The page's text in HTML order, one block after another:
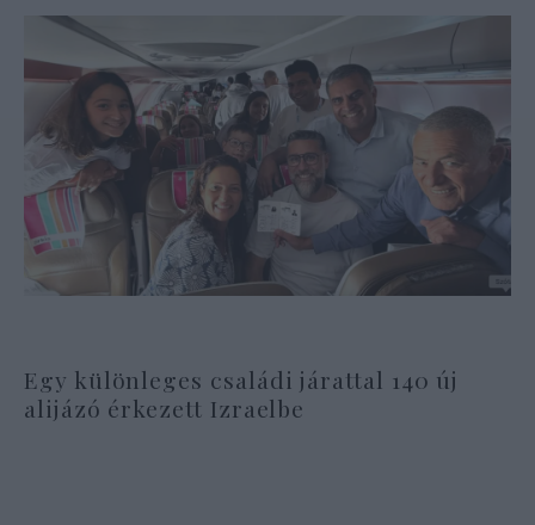
Egy különleges családi járattal 140 új
alijázó érkezett Izraelbe